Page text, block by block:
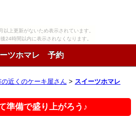
以上更新がないため表示されています。
24時間以内に表示されなくなります。
ツホマレ 予約
の近くのケーキ屋さん > スイーツホマレ
準備で盛り上がろう♪